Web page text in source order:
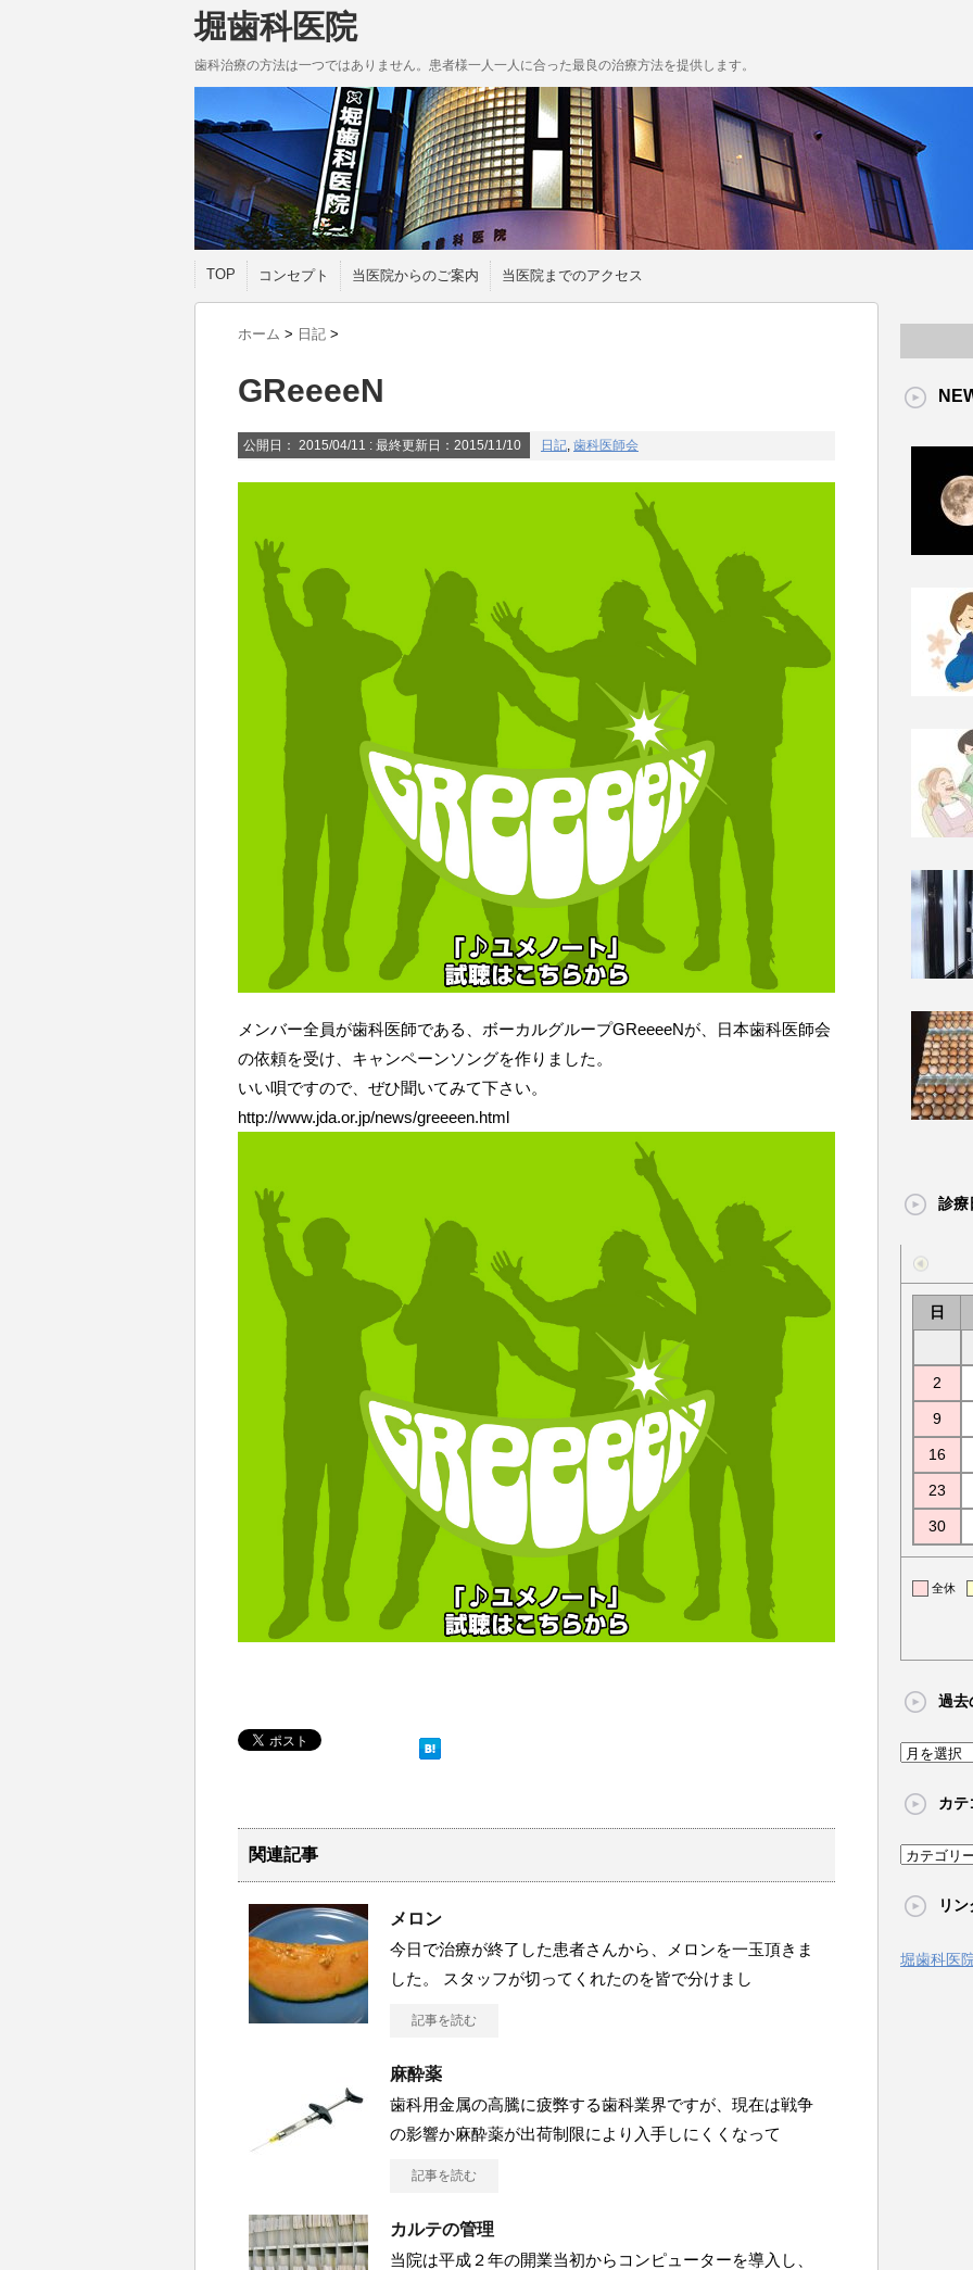
堀歯科医院
歯科治療の方法は一つではありません。患者様一人一人に合った最良の治療方法を提供します。
TOP コンセプト 当医院からのご案内 当医院までのアクセス
ホーム > 日記 >
GReeeeN
公開日： 2015/04/11 : 最終更新日：2015/11/10 日記, 歯科医師会
メンバー全員が歯科医師である、ボーカルグループGReeeeNが、日本歯科医師会
の依頼を受け、キャンペーンソングを作りました。
いい唄ですので、ぜひ聞いてみて下さい。
http://www.jda.or.jp/news/greeeen.html
関連記事
メロン
今日で治療が終了した患者さんから、メロンを一玉頂きま
した。 スタッフが切ってくれたのを皆で分けまし
記事を読む
麻酔薬
歯科用金属の高騰に疲弊する歯科業界ですが、現在は戦争
の影響か麻酔薬が出荷制限により入手しにくくなって
記事を読む
カルテの管理
当院は平成２年の開業当初からコンピューターを導入し、
診療
日
2
9
16
23
30
全休
過去
過
の
事
カテ
カ
ゴ
ー
リン
堀歯科医